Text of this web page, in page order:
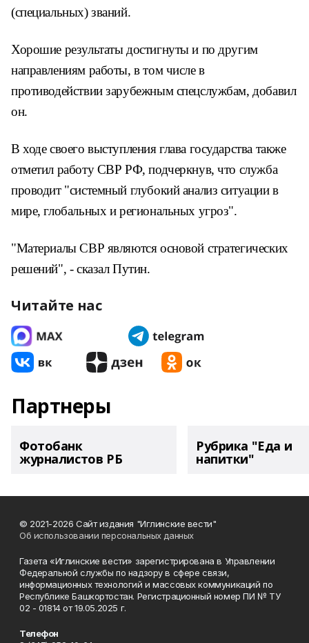
(специальных) званий.
Хорошие результаты достигнуты и по другим
направлениям работы, в том числе в
противодействии зарубежным спецслужбам, добавил
он.
В ходе своего выступления глава государства также
отметил работу СВР РФ, подчеркнув, что служба
проводит "системный глубокий анализ ситуации в
мире, глобальных и региональных угроз".
"Материалы СВР являются основой стратегических
решений", - сказал Путин.
Читайте нас
Партнеры
Фотобанк
журналистов РБ
Рубрика "Еда и
напитки"
© 2021-2026 Сайт издания "Иглинские вести"
Об использовании персональных данных
Газета «Иглинские вести» зарегистрирована в Управлении
Федеральной службы по надзору в сфере связи,
информационных технологий и массовых коммуникаций по
Республике Башкортостан. Регистрационный номер ПИ № ТУ
02 - 01814 от 19.05.2025 г.
Телефон